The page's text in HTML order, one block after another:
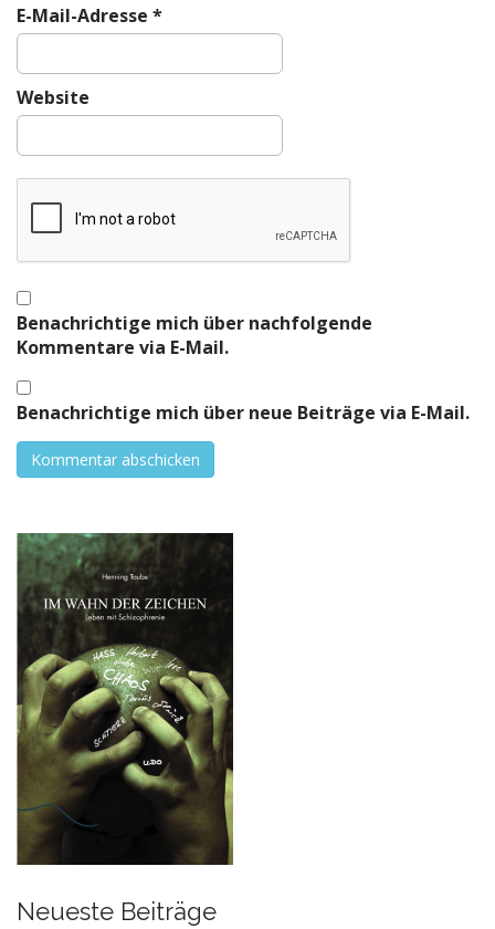
E-Mail-Adresse *
Website
Benachrichtige mich über nachfolgende
Kommentare via E-Mail.
Benachrichtige mich über neue Beiträge via E-Mail.
Neueste Beiträge